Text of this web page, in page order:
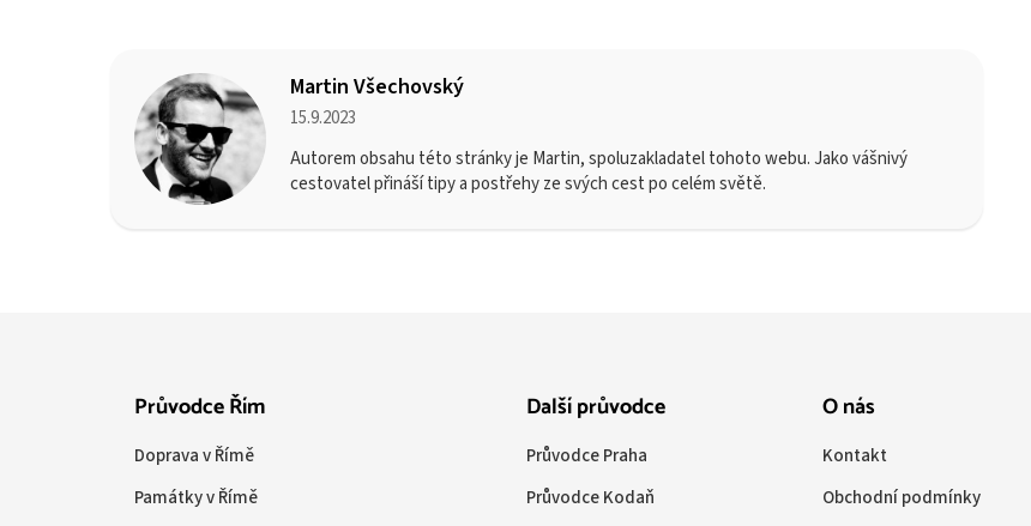
Martin Všechovský
15.9.2023
Autorem obsahu této stránky je Martin, spoluzakladatel tohoto webu. Jako vášnivý
cestovatel přináší tipy a postřehy ze svých cest po celém světě.
Průvodce Řím
Doprava v Římě
Památky v Římě
Další průvodce
Průvodce Praha
Průvodce Kodaň
O nás
Kontakt
Obchodní podmínky